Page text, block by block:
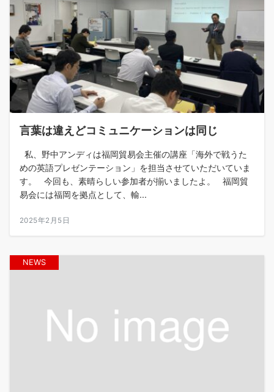
言葉は違えどコミュニケーションは同じ
私、野中アンディは福岡貿易会主催の講座「海外で戦うた
めの英語プレゼンテーション」を担当させていただいていま
す。 今回も、素晴らしい参加者が揃いましたよ。 福岡貿
易会には福岡を拠点として、輸...
2025年2月5日
NEWS